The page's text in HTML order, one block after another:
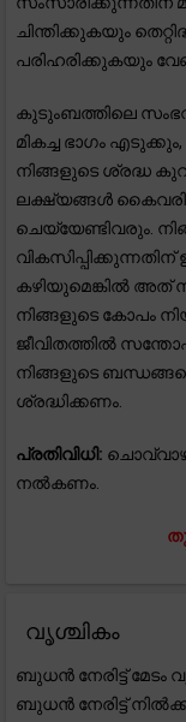
ചിന്തിക്കുകയും
പരിഹരിക്കുകയും
കുടുംബത്തിലെ
മികച്ച ഭാഗം
നിങ്ങളുടെ ശ്രദ്ധ
ലക്ഷ്യങ്ങൾ
ചെയ്യേണ്ടിവരും.
കഴിയുമെങ്കിൽ അത്
നിങ്ങളുടെ കോപം
ജീവിതത്തിൽ
നിങ്ങളുടെ
ശ്രദ്ധിക്കണം.
പ്രതിവിധി:
നൽകണം.
വൃശ്ചികം
ബുധൻ നേരിട്ട് മേടം
ബുധൻ നേരിട്ട്